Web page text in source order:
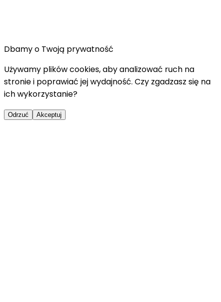
Dbamy o Twoją prywatność
Używamy plików cookies, aby analizować ruch na
stronie i poprawiać jej wydajność. Czy zgadzasz się na
ich wykorzystanie?
Odrzuć Akceptuj